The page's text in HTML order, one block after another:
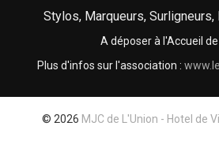
Stylos, Marqueurs, Surligneurs,
A déposer à l'Accueil
Plus d'infos sur l'association :
© 2026 MJC de L'Union - Hotel de